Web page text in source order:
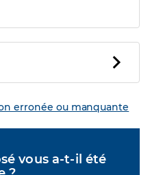
erronée ou manquante
vous a-t-il été